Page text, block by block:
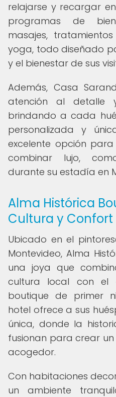
relajarse y recargar
programas de
masajes,
yoga, todo diseñado
y el bienestar de sus
Además, Casa
atención al detalle
brindando a cada
personalizada y
excelente opción
combinar lujo,
durante su estadía en
Alma Histórica
Cultura y Confort
Ubicado en el
Montevideo, Alma
una joya que
cultura local con el
boutique de primer
hotel ofrece a sus
única, donde la
fusionan para crear
acogedor.
Con habitaciones
un ambiente